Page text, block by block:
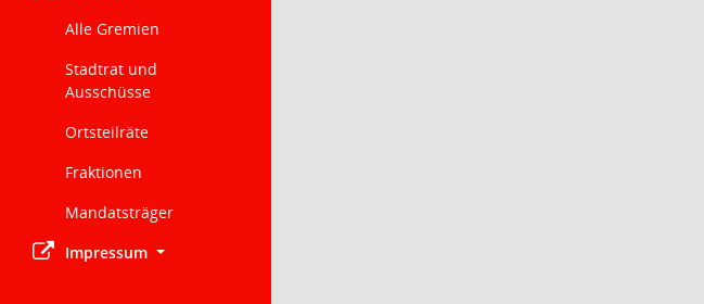
Alle Gremien
Stadtrat und
Ausschüsse
Ortsteilräte
Fraktionen
Mandatsträger
Impressum